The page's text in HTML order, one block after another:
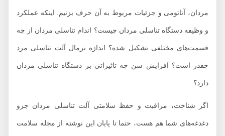
مردان، آناتومی و جزئیات مربوط به آن حرف بزنیم. اینکه عملکرد
و وظیفه دستگاه تناسلی مردان چیست؟ اندام تناسلی مردان از چه
قسمت‌های مختلفی تشکیل شده؟ اندازه نرمال آلت تناسلی مرد
چقدر است؟ افزایش سن چه تاثیراتی بر دستگاه تناسلی مردان
اگر شناخت، مراقبت و حفظ سلامتی آلت تناسلی مردان جزو
دغدغه‌های شما هم هست، حتما تا پایان این نوشته از مجله سلامت